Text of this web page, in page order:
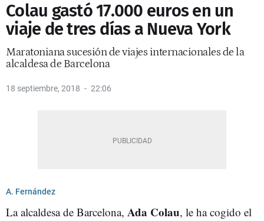
Colau gastó 17.000 euros en un
viaje de tres días a Nueva York
Maratoniana sucesión de viajes internacionales de la
alcaldesa de Barcelona
18 septiembre, 2018 22:06
A. Fernández
La alcaldesa de Barcelona, Ada Colau, le ha cogido el